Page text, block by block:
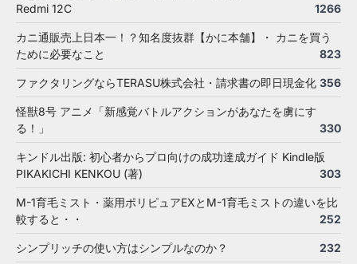
Redmi 12C 1266
カニ通販売上日本一！？知名度抜群【かに本舗】・ カニを買う
ために必要なこと
823
ファクタリングならTERASU株式会社・請求書の即日現金化 356
怪獣8号 アニメ「新感覚バトルアクションがあなたを虜にす
る！」
330
キンドル出版: 初心者からプロ向けの成功達成ガイド Kindle版
PIKAKICHI KENKOU (著)
303
M-1育毛ミスト・薬用ポリピュアEXとM-1育毛ミストの違いを比
較すると・・
252
シンプリッチの使い方はシンプルなのか？ 232